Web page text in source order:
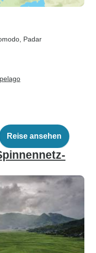
, Padar
Reise ansehen